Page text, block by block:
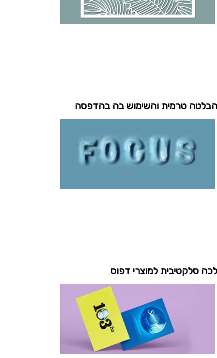
הבלטה טרמית והשימוש בה בהדפסה
לכה סלקטיבית למוצרי דפוס